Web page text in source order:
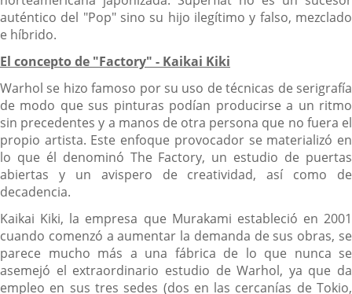
auténtico del "Pop" sino su hijo ilegítimo y falso, mezclado
e híbrido.
El concepto de "Factory" - Kaikai Kiki
Warhol se hizo famoso por su uso de técnicas de serigrafía
de modo que sus pinturas podían producirse a un ritmo
sin precedentes y a manos de otra persona que no fuera el
propio artista. Este enfoque provocador se materializó en
lo que él denominó The Factory, un estudio de puertas
abiertas y un avispero de creatividad, así como de
decadencia.
Kaikai Kiki, la empresa que Murakami estableció en 2001
cuando comenzó a aumentar la demanda de sus obras, se
parece mucho más a una fábrica de lo que nunca se
asemejó el extraordinario estudio de Warhol, ya que da
empleo en sus tres sedes (dos en las cercanías de Tokio,